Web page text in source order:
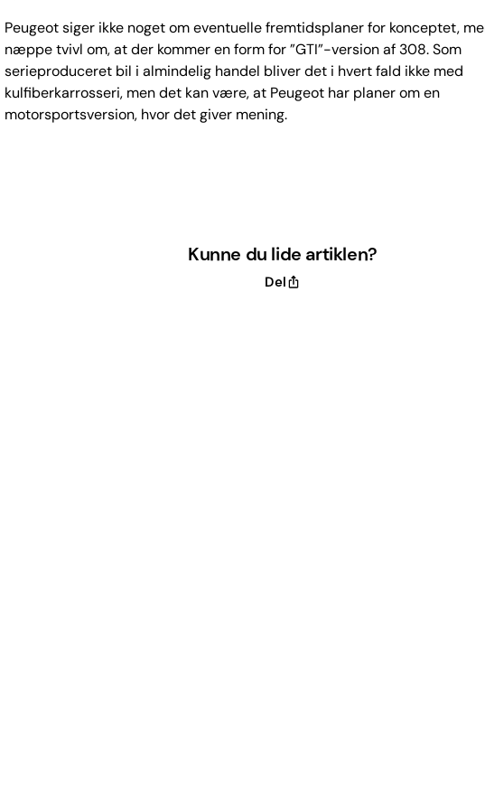
Peugeot siger ikke noget om eventuelle fremtidsplaner for konceptet,
næppe tvivl om, at der kommer en form for ”GTI”-version af 308. Som
serieproduceret bil i almindelig handel bliver det i hvert fald ikke med
kulfiberkarrosseri, men det kan være, at Peugeot har planer om en
motorsportsversion, hvor det giver mening.
Kunne du lide artiklen?
Del